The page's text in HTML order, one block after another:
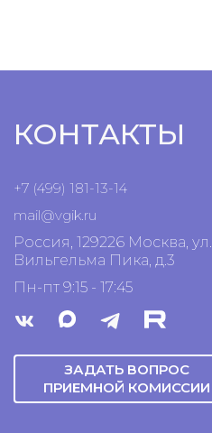
КОНТАКТЫ
+7 (499) 181-13-14
mail@vgik.ru
Россия, 129226 Москва, ул.
Вильгельма Пика, д.3
Пн-пт 9:15 - 17:45
ЗАДАТЬ ВОПРОС
ПРИЕМНОЙ КОМИССИИ